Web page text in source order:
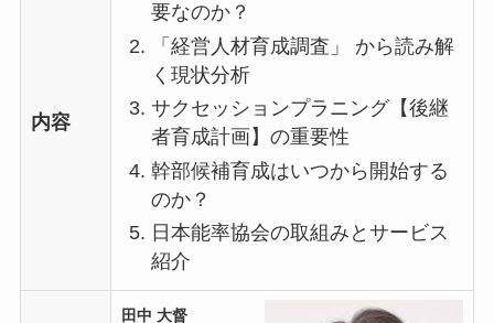
内容
要なのか？
「経営人材育成調査」 から読み解
く現状分析
サクセッションプラニング【後継
者育成計画】の重要性
幹部候補育成はいつから開始する
のか？
日本能率協会の取組みとサービス
紹介
田中 大督